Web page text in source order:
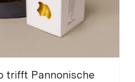
trifft Pannonische